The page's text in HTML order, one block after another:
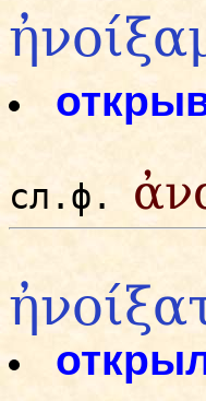
сл.ф.